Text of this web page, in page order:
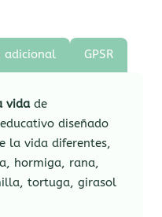
adicional GPSR
vidade
diseñado
la vida diferentes,
hormiga, rana,
tortuga, girasol